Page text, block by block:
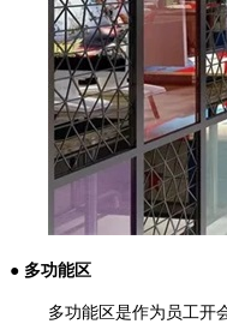
● 多功能区
多功能区是作为员工开